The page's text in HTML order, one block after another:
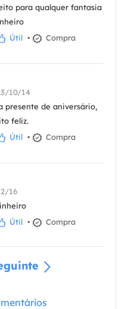
para qualquer fantasia
Útil •
Compra
10/14
presente de aniversário,
feliz.
Útil •
Compra
16
Útil •
Compra